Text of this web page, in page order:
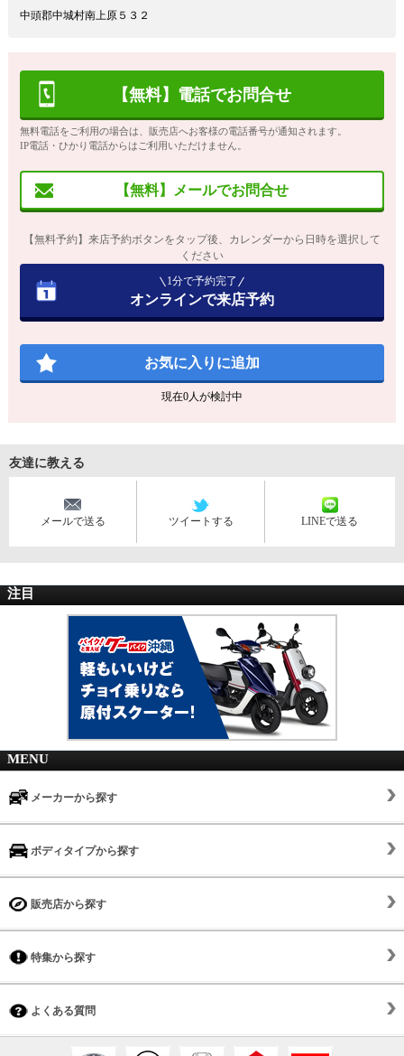
中頭郡中城村南上原５３２
【無料】電話でお問合せ
無料電話をご利用の場合は、販売店へお客様の電話番号が通知されます。
IP電話・ひかり電話からはご利用いただけません。
【無料】メールでお問合せ
【無料予約】来店予約ボタンをタップ後、カレンダーから日時を選択して
ください
1分で予約完了
オンラインで来店予約
お気に入りに追加
現在0人が検討中
友達に教える
メールで送る ツイートする LINEで送る
注目
MENU
メーカーから探す
ボディタイプから探す
販売店から探す
特集から探す
よくある質問